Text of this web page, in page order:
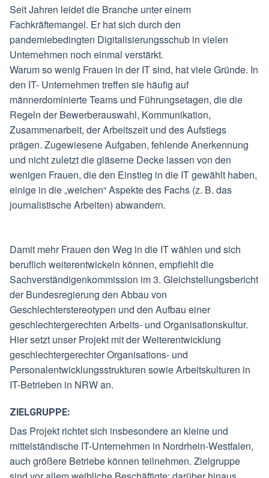
Seit Jahren leidet die Branche unter einem
Fachkräftemangel. Er hat sich durch den
pandemiebedingten Digitalisierungsschub in vielen
Unternehmen noch einmal verstärkt.
Warum so wenig Frauen in der IT sind, hat viele Gründe. In
den IT- Unternehmen treffen sie häufig auf
männerdominierte Teams und Führungsetagen, die die
Regeln der Bewerberauswahl, Kommunikation,
Zusammenarbeit, der Arbeitszeit und des Aufstiegs
prägen. Zugewiesene Aufgaben, fehlende Anerkennung
und nicht zuletzt die gläserne Decke lassen von den
wenigen Frauen, die den Einstieg in die IT gewählt haben,
einige in die „weichen“ Aspekte des Fachs (z. B. das
journalistische Arbeiten) abwandern.
Damit mehr Frauen den Weg in die IT wählen und sich
beruflich weiterentwickeln können, empfiehlt die
Sachverständigenkommission im 3. Gleichstellungsbericht
der Bundesregierung den Abbau von
Geschlechterstereotypen und den Aufbau einer
geschlechtergerechten Arbeits- und Organisationskultur.
Hier setzt unser Projekt mit der Weiterentwicklung
geschlechtergerechter Organisations- und
Personalentwicklungsstrukturen sowie Arbeitskulturen in
IT-Betrieben in NRW an.
ZIELGRUPPE:
Das Projekt richtet sich insbesondere an kleine und
mittelständische IT-Unternehmen in Nordrhein-Westfalen,
auch größere Betriebe können teilnehmen. Zielgruppe